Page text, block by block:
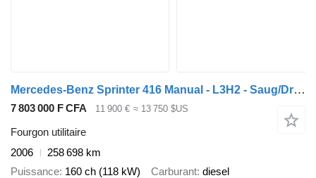
Mercedes-Benz Sprinter 416 Manual - L3H2 - Saug/Druckwagen
7 803 000 F CFA 11 900 € ≈ 13 750 $US
Fourgon utilitaire
2006
258 698 km
Puissance 160 ch (118 kW) Carburant diesel